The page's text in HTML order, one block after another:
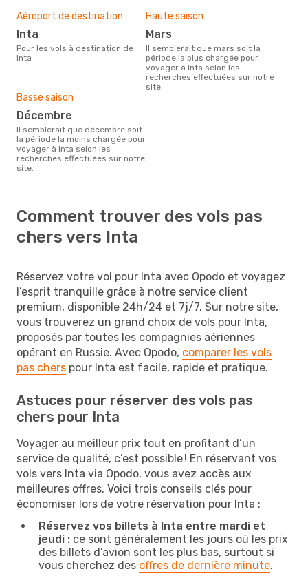
Aéroport de destination
Inta
Pour les vols à destination de
Inta
Haute saison
mars
Il semblerait que mars soit la
période la plus chargée pour
voyager à Inta selon les
recherches effectuées sur notre
site.
Basse saison
décembre
Il semblerait que décembre soit
la période la moins chargée pour
voyager à Inta selon les
recherches effectuées sur notre
site.
Comment trouver des vols pas
chers vers Inta
Réservez votre vol pour Inta avec Opodo et voyagez
l’esprit tranquille grâce à notre service client
premium, disponible 24h/24 et 7j/7. Sur notre site,
vous trouverez un grand choix de vols pour Inta,
proposés par toutes les compagnies aériennes
opérant en Russie. Avec Opodo, comparer les vols
pas chers pour Inta est facile, rapide et pratique.
Astuces pour réserver des vols pas
chers pour Inta
Voyager au meilleur prix tout en profitant d’un
service de qualité, c’est possible ! En réservant vos
vols vers Inta via Opodo, vous avez accès aux
meilleures offres. Voici trois conseils clés pour
économiser lors de votre réservation pour Inta :
Réservez vos billets à Inta entre mardi et
jeudi : ce sont généralement les jours où les prix
des billets d’avion sont les plus bas, surtout si
vous cherchez des offres de dernière minute.